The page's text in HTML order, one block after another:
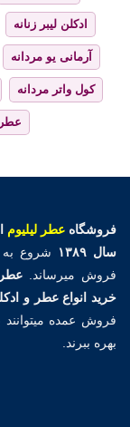
ادکلن لیبر زنانه
آرمانی یو مردانه
کول واتر مردانه
عطر
فروشگاهعطر لیلیوم
سال ۱۳۸۹
شروع به
فروش میرساند.
خرید انواع عطر و
فروش عمده میتوانند
بهره ببرند.